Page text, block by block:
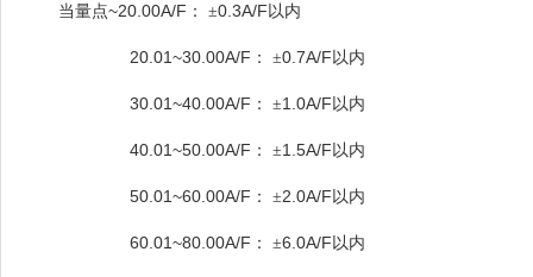
当量点~20.00A/F ： ±0.3A/F 以内
20.01~30.00A/F ： ±0.7A/F 以内
30.01~40.00A/F ： ±1.0A/F 以内
40.01~50.00A/F ： ±1.5A/F 以内
50.01~60.00A/F ： ±2.0A/F 以内
60.01~80.00A/F ： ±6.0A/F 以内